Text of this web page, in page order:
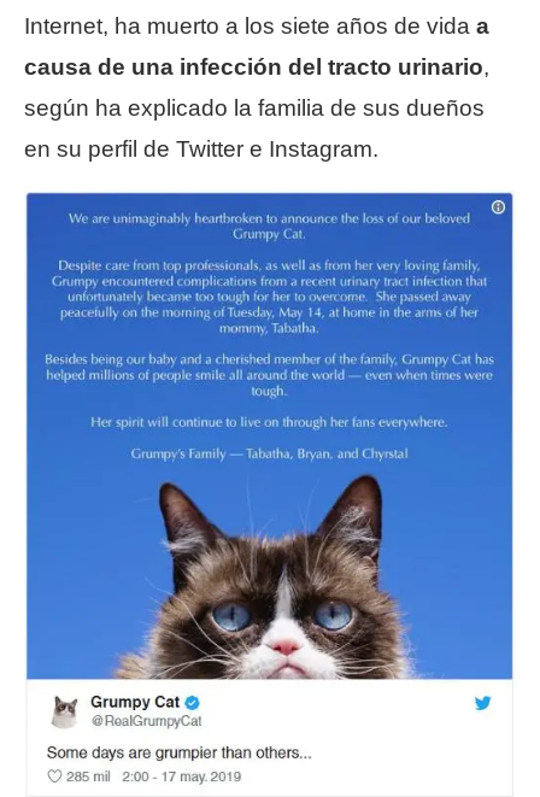
Internet, ha muerto a los siete años de vida a
causa de una infección del tracto urinario,
según ha explicado la familia de sus dueños
en su perfil de Twitter e Instagram.